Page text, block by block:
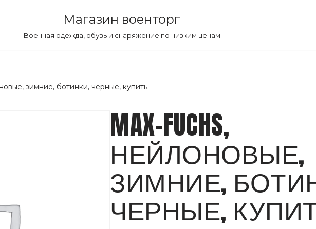
Магазин военторг
Военная одежда, обувь и снаряжение по низким ценам
зимние, ботинки, черные, купить.
MAX-FUCHS,
НЕЙЛОНОВЫЕ,
ЗИМНИЕ,
ЧЕРНЫЕ,